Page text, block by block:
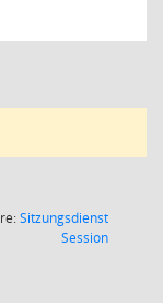
Sitzungsdienst
Session(Wird in